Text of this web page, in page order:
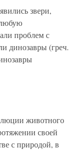
звери,
проблем с
динозавры (греч.
животного
своей
с природой, в